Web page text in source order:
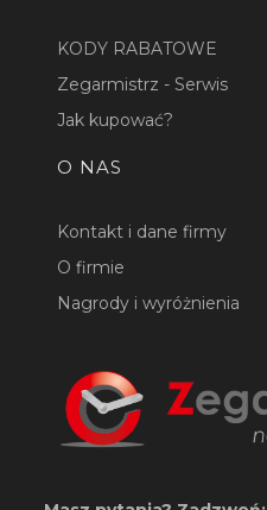
KODY RABATOWE
Zegarmistrz - Serwis
Jak kupować?
O NAS
Kontakt i dane firmy
O firmie
Nagrody i wyróżnienia